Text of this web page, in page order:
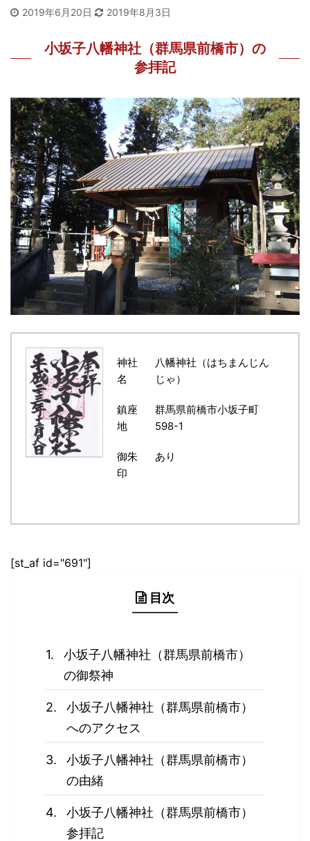
2019年6月20日 2019年8月3日
小坂子八幡神社（群馬県前橋市）の
参拝記
神社
名
八幡神社（はちまんじん
じゃ）
鎮座
地
群馬県前橋市小坂子町
598-1
御朱
印
あり
[st_af id="691"]
目次
小坂子八幡神社（群馬県前橋市）
の御祭神
小坂子八幡神社（群馬県前橋市）
へのアクセス
小坂子八幡神社（群馬県前橋市）
の由緒
小坂子八幡神社（群馬県前橋市）
参拝記